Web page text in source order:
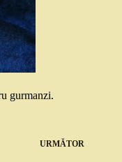
gurmanzi.
URMĂTOR